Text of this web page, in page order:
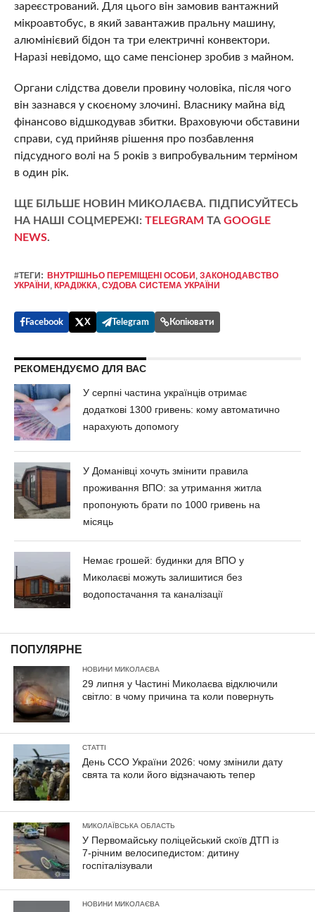
зареєстрований. Для цього він замовив вантажний
мікроавтобус, в який завантажив пральну машину,
алюмінієвий бідон та три електричні конвектори.
Наразі невідомо, що саме пенсіонер зробив з майном.
Органи слідства довели провину чоловіка, після чого
він зазнався у скоєному злочині. Власнику майна від
фінансово відшкодував збитки. Враховуючи обставини
справи, суд прийняв рішення про позбавлення
підсудного волі на 5 років з випробувальним терміном
в один рік.
ЩЕ БІЛЬШЕ НОВИН МИКОЛАЄВА. ПІДПИСУЙТЕСЬ
НА НАШІ СОЦМЕРЕЖІ: TELEGRAM ТА GOOGLE
NEWS.
#ТЕГИ: ВНУТРІШНЬО ПЕРЕМІЩЕНІ ОСОБИ , ЗАКОНОДАВСТВО
УКРАЇНИ , КРАДІЖКА, СУДОВА СИСТЕМА УКРАЇНИ
Facebook X Telegram Копіювати
РЕКОМЕНДУЄМО ДЛЯ ВАС
У серпні частина українців отримає
додаткові 1300 гривень: кому автоматично
нарахують допомогу
У Доманівці хочуть змінити правила
проживання ВПО: за утримання житла
пропонують брати по 1000 гривень на
місяць
Немає грошей: будинки для ВПО у
Миколаєві можуть залишитися без
водопостачання та каналізації
ПОПУЛЯРНЕ
НОВИНИ МИКОЛАЄВА
29 липня у Частині Миколаєва відключили
світло: в чому причина та коли повернуть
СТАТТІ
День ССО України 2026: чому змінили дату
свята та коли його відзначають тепер
МИКОЛАЇВСЬКА ОБЛАСТЬ
У Первомайську поліцейський скоїв ДТП із
7-річним велосипедистом: дитину
госпіталізували
НОВИНИ МИКОЛАЄВА